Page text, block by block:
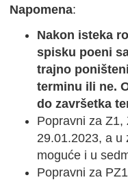
Napomena:
Nakon isteka
spisku poeni
trajno
terminu ili ne.
do završetka
Popravni za Z1,
29.01.2023, a u
moguće i u
Popravni za